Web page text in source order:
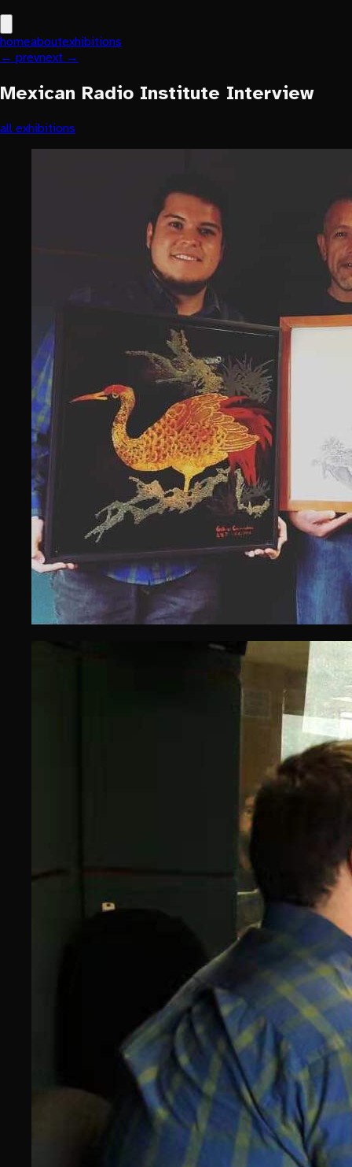
homeaboutexhibitions
← prevnext →
Mexican Radio Institute Interview
all exhibitions